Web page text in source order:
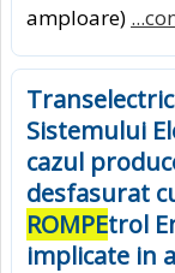
amploare)
Sistemului
cazul
desfasurat
ROMPEtrol
implicate in